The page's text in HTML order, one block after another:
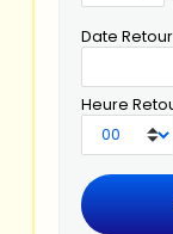
Date Retour
Heure